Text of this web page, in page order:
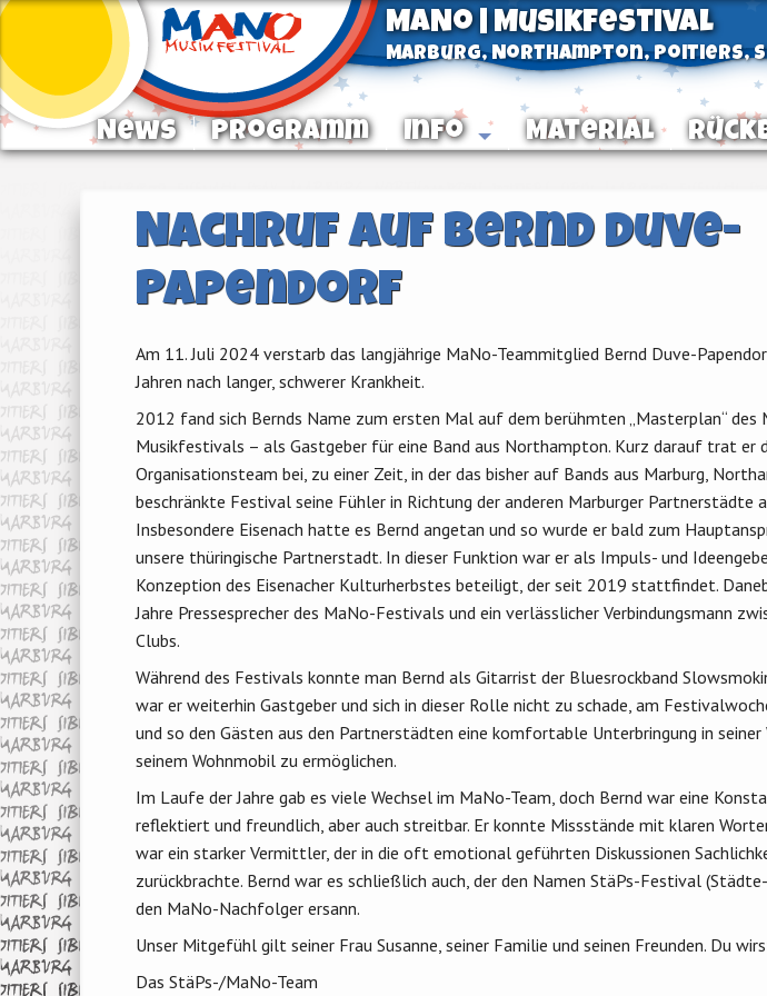
MaNo | Musikfestival
Marburg, Northampton, Poitiers,
News Programm Info Material
Nachruf auf Bernd Duve-
Papendorf
Am 11. Juli 2024 verstarb das langjährige MaNo-Teammitglied Bernd Duve-
Jahren nach langer, schwerer Krankheit.
2012 fand sich Bernds Name zum ersten Mal auf dem berühmten „Masterplan“ des
Musikfestivals – als Gastgeber für eine Band aus Northampton. Kurz darauf trat er
Organisationsteam bei, zu einer Zeit, in der das bisher auf Bands aus Marburg,
beschränkte Festival seine Fühler in Richtung der anderen Marburger Partnerstädte
Insbesondere Eisenach hatte es Bernd angetan und so wurde er bald zum
unsere thüringische Partnerstadt. In dieser Funktion war er als Impuls- und
Konzeption des Eisenacher Kulturherbstes beteiligt, der seit 2019 stattfindet.
Jahre Pressesprecher des MaNo-Festivals und ein verlässlicher Verbindungsmann
Clubs.
Während des Festivals konnte man Bernd als Gitarrist der Bluesrockband
war er weiterhin Gastgeber und sich in dieser Rolle nicht zu schade, am
und so den Gästen aus den Partnerstädten eine komfortable Unterbringung in seiner
seinem Wohnmobil zu ermöglichen.
Im Laufe der Jahre gab es viele Wechsel im MaNo-Team, doch Bernd war eine
reflektiert und freundlich, aber auch streitbar. Er konnte Missstände mit klaren
war ein starker Vermittler, der in die oft emotional geführten Diskussionen
zurückbrachte. Bernd war es schließlich auch, der den Namen StäPs-Festival
den MaNo-Nachfolger ersann.
Unser Mitgefühl gilt seiner Frau Susanne, seiner Familie und seinen Freunden. Du
Das StäPs-/MaNo-Team